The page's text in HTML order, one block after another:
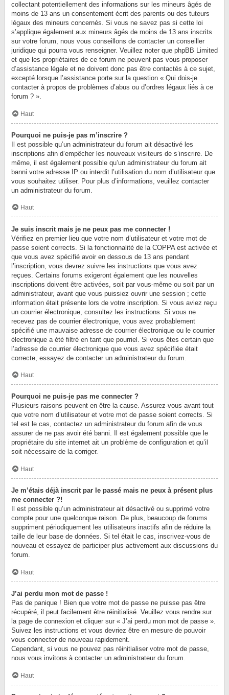
collectant potentiellement des informations sur les mineurs âgés de
moins de 13 ans un consentement écrit des parents ou des tuteurs
légaux des mineurs concernés. Si vous ne savez pas si cette loi
s’applique également aux mineurs âgés de moins de 13 ans inscrits
sur votre forum, nous vous conseillons de contacter un conseiller
juridique qui pourra vous renseigner. Veuillez noter que phpBB Limited
et que les propriétaires de ce forum ne peuvent pas vous proposer
d’assistance légale et ne doivent donc pas être contactés à ce sujet,
excepté lorsque l’assistance porte sur la question « Qui dois-je
contacter à propos de problèmes d’abus ou d’ordres légaux liés à ce
forum ? ».
Haut
Pourquoi ne puis-je pas m’inscrire ?
Il est possible qu’un administrateur du forum ait désactivé les
inscriptions afin d’empêcher les nouveaux visiteurs de s’inscrire. De
même, il est également possible qu’un administrateur du forum ait
banni votre adresse IP ou interdit l’utilisation du nom d’utilisateur que
vous souhaitez utiliser. Pour plus d’informations, veuillez contacter
un administrateur du forum.
Haut
Je suis inscrit mais je ne peux pas me connecter !
Vérifiez en premier lieu que votre nom d’utilisateur et votre mot de
passe soient corrects. Si la fonctionnalité de la COPPA est activée et
que vous avez spécifié avoir en dessous de 13 ans pendant
l’inscription, vous devrez suivre les instructions que vous avez
reçues. Certains forums exigeront également que les nouvelles
inscriptions doivent être activées, soit par vous-même ou soit par un
administrateur, avant que vous puissiez ouvrir une session ; cette
information était présente lors de votre inscription. Si vous aviez reçu
un courrier électronique, consultez les instructions. Si vous ne
recevez pas de courrier électronique, vous avez probablement
spécifié une mauvaise adresse de courrier électronique ou le courrier
électronique a été filtré en tant que pourriel. Si vous êtes certain que
l’adresse de courrier électronique que vous avez spécifiée était
correcte, essayez de contacter un administrateur du forum.
Haut
Pourquoi ne puis-je pas me connecter ?
Plusieurs raisons peuvent en être la cause. Assurez-vous avant tout
que votre nom d’utilisateur et votre mot de passe soient corrects. Si
tel est le cas, contactez un administrateur du forum afin de vous
assurer de ne pas avoir été banni. Il est également possible que le
propriétaire du site internet ait un problème de configuration et qu’il
soit nécessaire de la corriger.
Haut
Je m’étais déjà inscrit par le passé mais ne peux à présent plus
me connecter ?!
Il est possible qu’un administrateur ait désactivé ou supprimé votre
compte pour une quelconque raison. De plus, beaucoup de forums
suppriment périodiquement les utilisateurs inactifs afin de réduire la
taille de leur base de données. Si tel était le cas, inscrivez-vous de
nouveau et essayez de participer plus activement aux discussions du
forum.
Haut
J’ai perdu mon mot de passe !
Pas de panique ! Bien que votre mot de passe ne puisse pas être
récupéré, il peut facilement être réinitialisé. Veuillez vous rendre sur
la page de connexion et cliquer sur « J’ai perdu mon mot de passe ».
Suivez les instructions et vous devriez être en mesure de pouvoir
vous connecter de nouveau rapidement.
Cependant, si vous ne pouvez pas réinitialiser votre mot de passe,
nous vous invitons à contacter un administrateur du forum.
Haut